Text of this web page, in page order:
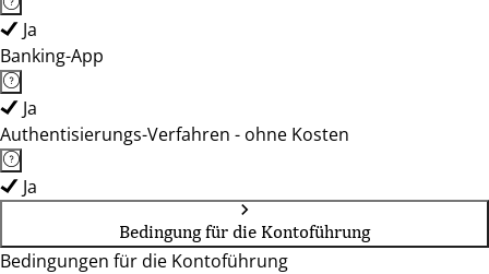
Ja
Banking-App
Ja
Authentisierungs-Verfahren - ohne Kosten
Ja
Bedingung für die Kontoführung
Bedingungen für die Kontoführung